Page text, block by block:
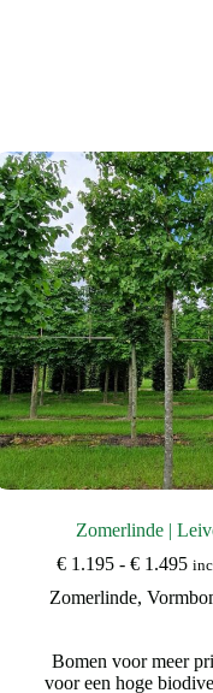
Zomerlinde |
€ 1.195 - € 1.495
tot
Zomerlinde,
Bomen voor meer
voor een hoge